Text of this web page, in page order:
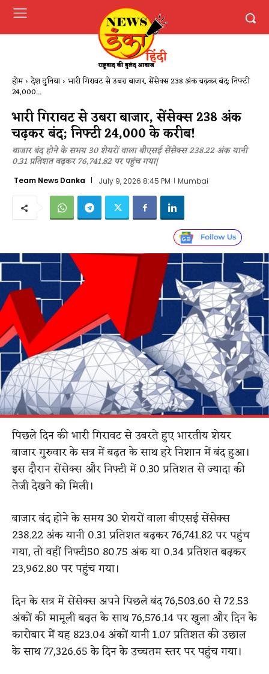
होम देश दुनिया भारी गिरावट से उबरा बाजार, सेंसेक्स 238 अंक चढ़कर बंद; निफ्टी
24,000...
भारी गिरावट से उबरा बाजार, सेंसेक्स 238 अंक
चढ़कर बंद; निफ्टी 24,000 के करीब!
बाजार बंद होने के समय 30 शेयरों वाला बीएसई सेंसेक्स 238.22 अंक यानी
0.31 प्रतिशत बढ़कर 76,741.82 पर पहुंच गया|
Team News Danka July 9, 2026 8:45 PM Mumbai
पिछले दिन की भारी गिरावट से उबरते हुए भारतीय शेयर
बाजार गुरुवार के सत्र में बढ़त के साथ हरे निशान में बंद हुआ।
इस दौरान सेंसेक्स और निफ्टी में 0.30 प्रतिशत से ज्यादा की
तेजी देखने को मिली।
बाजार बंद होने के समय 30 शेयरों वाला बीएसई सेंसेक्स
238.22 अंक यानी 0.31 प्रतिशत बढ़कर 76,741.82 पर पहुंच
गया, तो वहीं निफ्टी50 80.75 अंक या 0.34 प्रतिशत बढ़कर
23,962.80 पर पहुंच गया।
दिन के सत्र में सेंसेक्स अपने पिछले बंद 76,503.60 से 72.53
अंकों की मामूली बढ़त के साथ 76,576.14 पर खुला और दिन के
कारोबार में यह 823.04 अंकों यानी 1.07 प्रतिशत की उछाल
के साथ 77,326.65 के दिन के उच्चतम स्तर पर पहुंच गया।